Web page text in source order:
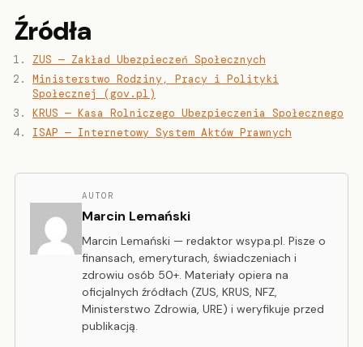
Źródła
ZUS — Zakład Ubezpieczeń Społecznych
Ministerstwo Rodziny, Pracy i Polityki
Społecznej (gov.pl)
KRUS — Kasa Rolniczego Ubezpieczenia Społecznego
ISAP — Internetowy System Aktów Prawnych
AUTOR
Marcin Lemański
Marcin Lemański — redaktor wsypa.pl. Pisze o
finansach, emeryturach, świadczeniach i
zdrowiu osób 50+. Materiały opiera na
oficjalnych źródłach (ZUS, KRUS, NFZ,
Ministerstwo Zdrowia, URE) i weryfikuje przed
publikacją.